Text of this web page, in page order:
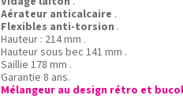
Aérateur anticalcaire .
Flexibles anti-torsion .
Hauteur : 214 mm .
Hauteur sous bec 141 mm .
Saillie 178 mm .
Garantie 8 ans.
Mélangeur au design rétro et